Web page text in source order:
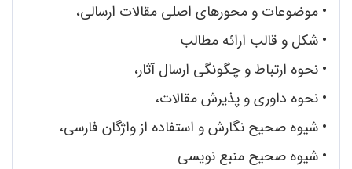
• موضوعات و محورهای اصلی مقالات ارسالی،
• شکل و قالب ارائه مطالب
• نحوه ارتباط و چگونگی ارسال آثار،
• نحوه داوری و پذیرش مقالات،
• شیوه صحیح نگارش و استفاده از واژگان فارسی،
• شیوه صحیح منبع نویسی